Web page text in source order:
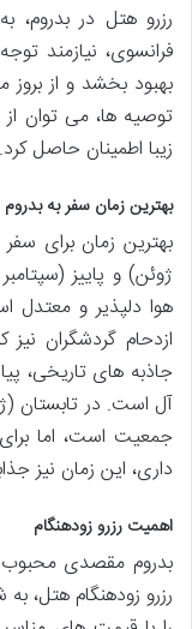
رزرو هتل در بدروم،
فرانسوی، نیازمند
بهبود بخشد و از بروز
توصیه ها، می توان
زیبا اطمینان حاصل کرد.
بهترین زمان سفر به بدروم
بهترین زمان برای
ژوئن) و پاییز
هوا دلپذیر و معتدل
ازدحام گردشگران
جاذبه های تاریخی،
آل است. در تابستان
جمعیت است، اما
داری، این زمان نیز
اهمیت رزرو زودهنگام
بدروم مقصدی
رزرو زودهنگام هتل،